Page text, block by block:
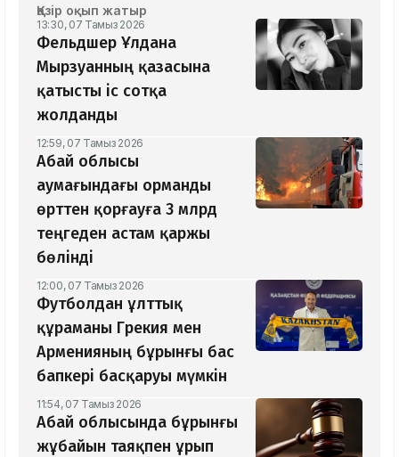
Қазір оқып жатыр
13:30, 07 Тамыз 2026
Фельдшер Ұлдана
Мырзуанның қазасына
қатысты іс сотқа
жолданды
12:59, 07 Тамыз 2026
Абай облысы
аумағындағы орманды
өрттен қорғауға 3 млрд
теңгеден астам қаржы
бөлінді
12:00, 07 Тамыз 2026
Футболдан ұлттық
құраманы Грекия мен
Арменияның бұрынғы бас
бапкері басқаруы мүмкін
11:54, 07 Тамыз 2026
Абай облысында бұрынғы
жұбайын таяқпен ұрып